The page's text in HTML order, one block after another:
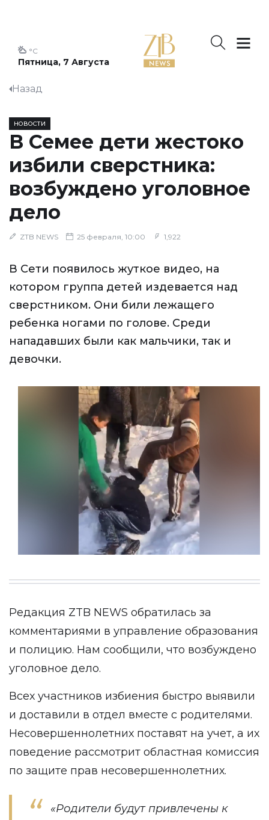
Пятница, 7 Августа
°C
Назад
НОВОСТИ
В Семее дети жестоко
избили сверстника:
возбуждено уголовное
дело
ZTB NEWS 25 февраля, 10:00 1,922
В Сети появилось жуткое видео, на
котором группа детей издевается над
сверстником. Они били лежащего
ребенка ногами по голове. Среди
нападавших были как мальчики, так и
девочки.
Редакция ZTB NEWS обратилась за
комментариями в управление образования
и полицию. Нам сообщили, что возбуждено
уголовное дело.
Всех участников избиения быстро выявили
и доставили в отдел вместе с родителями.
Несовершеннолетних поставят на учет, а их
поведение рассмотрит областная комиссия
по защите прав несовершеннолетних.
«Родители будут привлечены к